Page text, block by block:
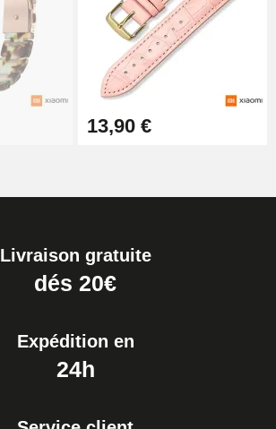
13,90 €
Livraison gratuite
dés 20€
Expédition en
24h